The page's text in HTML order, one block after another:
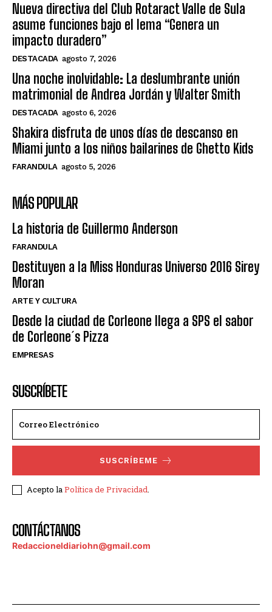
Nueva directiva del Club Rotaract Valle de Sula
asume funciones bajo el lema “Genera un
impacto duradero”
DESTACADA agosto 7, 2026
Una noche inolvidable: La deslumbrante unión
matrimonial de Andrea Jordán y Walter Smith
DESTACADA agosto 6, 2026
Shakira disfruta de unos días de descanso en
Miami junto a los niños bailarines de Ghetto Kids
FARANDULA agosto 5, 2026
MÁS POPULAR
La historia de Guillermo Anderson
FARANDULA
Destituyen a la Miss Honduras Universo 2016 Sirey
Moran
ARTE Y CULTURA
Desde la ciudad de Corleone llega a SPS el sabor
de Corleone´s Pizza
EMPRESAS
SUSCRÍBETE
SUSCRÍBEME
Acepto laPolítica de Privacidad.
CONTÁCTANOS
Redaccioneldiariohn@gmail.com